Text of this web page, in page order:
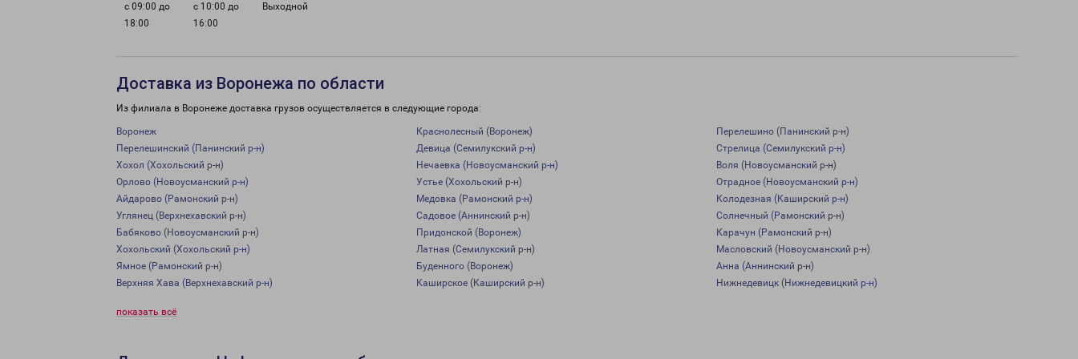
с 09:00 до
18:00
с 10:00 до
16:00
Выходной
Доставка из Воронежа по области
Из филиала в Воронеже доставка грузов осуществляется в следующие города:
Воронеж Краснолесный (Воронеж)
Перелешино (Панинский р-н)
Перелешинский (Панинский р-н)
Девица (Семилукский р-н)
Стрелица (Семилукский р-н)
Хохол (Хохольский р-н)
Нечаевка (Новоусманский р-н)
Воля (Новоусманский р-н)
Орлово (Новоусманский р-н)
Устье (Хохольский р-н)
Отрадное (Новоусманский р-н)
Айдарово (Рамонский р-н)
Медовка (Рамонский р-н)
Колодезная (Каширский р-н)
Углянец (Верхнехавский р-н)
Садовое (Аннинский р-н)
Солнечный (Рамонский р-н)
Бабяково (Новоусманский р-н)
Придонской (Воронеж)
Карачун (Рамонский р-н)
Хохольский (Хохольский р-н)
Латная (Семилукский р-н)
Масловский (Новоусманский р-н)
Ямное (Рамонский р-н)
Буденного (Воронеж)
Анна (Аннинский р-н)
Верхняя Хава (Верхнехавский р-н)
Каширское (Каширский р-н) Нижнедевицк (Нижнедевицкий р-н)
показать всё